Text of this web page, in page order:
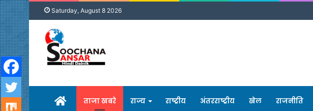
Saturday, August 8 2026
होम ताजा खबरे राज्य राष्ट्रीय अंतरराष्ट्रीय खेल राजनीति